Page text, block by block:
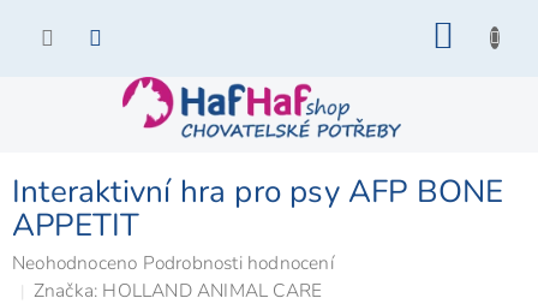
Interaktivní hra pro psy AFP BONE
APPETIT
Průměrné
hodnocení
Neohodnoceno Podrobnosti hodnocení
Značka: HOLLAND ANIMAL CARE